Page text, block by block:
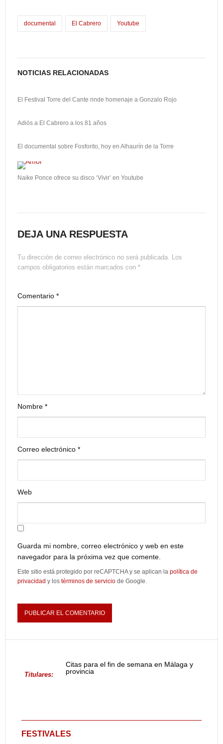
t
r
documental El Cabrero Youtube
NOTICIAS RELACIONADAS
El Festival Torre del Cante rinde homenaje a Gonzalo Rojo
Adiós a El Cabrero a los 81 años
El documental sobre Fosforito, hoy en Alhaurín de la Torre
Naike Ponce ofrece su disco ‘Vivir’ en Youtube
DEJA UNA RESPUESTA
Tu dirección de correo electrónico no será publicada. Los
campos obligatorios están marcados con *
Comentario *
Nombre *
Correo electrónico *
Web
Guarda mi nombre, correo electrónico y web en este
navegador para la próxima vez que comente.
Este sitio está protegido por reCAPTCHA y se aplican la política de
privacidad y los términos de servicio de Google.
Titulares:
Citas para el fin de semana en Málaga y
provincia
FESTIVALES